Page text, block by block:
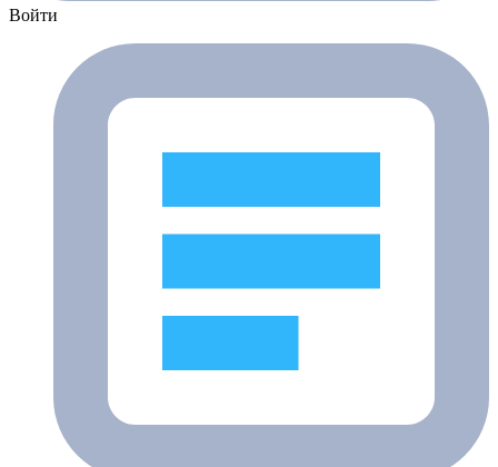
Войти